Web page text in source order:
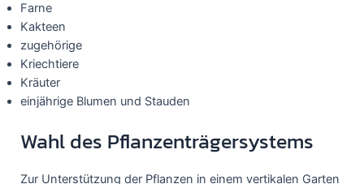
Farne
Kakteen
zugehörige
Kriechtiere
Kräuter
einjährige Blumen und Stauden
Wahl des Pflanzenträgersystems
Zur Unterstützung der Pflanzen in einem vertikalen Garten